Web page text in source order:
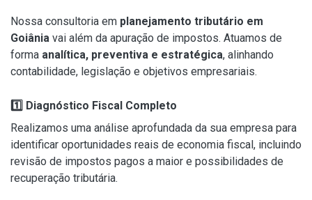
Nossa consultoria em planejamento tributário em
Goiânia vai além da apuração de impostos. Atuamos de
forma analítica, preventiva e estratégica, alinhando
contabilidade, legislação e objetivos empresariais.
1️ ⃣ Diagnóstico Fiscal Completo
Realizamos uma análise aprofundada da sua empresa para
identificar oportunidades reais de economia fiscal, incluindo
revisão de impostos pagos a maior e possibilidades de
recuperação tributária.